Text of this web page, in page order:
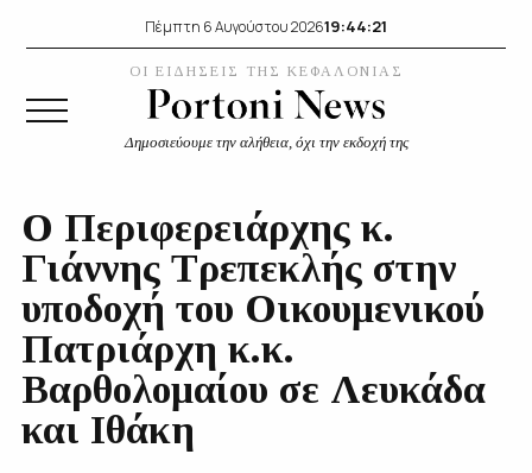
Πέμπτη 6 Αυγούστου 202619:44:22
ΟΙ ΕΙΔΗΣΕΙΣ ΤΗΣ ΚΕΦΑΛΟΝΙΑΣ
Δημοσιεύουμε την αλήθεια, όχι την εκδοχή της
Ο Περιφερειάρχης κ.
Γιάννης Τρεπεκλής στην
υποδοχή του Οικουμενικού
Πατριάρχη κ.κ.
Βαρθολομαίου σε Λευκάδα
και Ιθάκη